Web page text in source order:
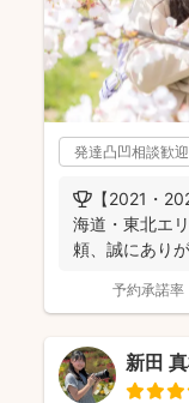
発達凸凹相談歓迎
🏆【2021・
海道・東北エ
頼、誠にあ
予約承諾率
新田